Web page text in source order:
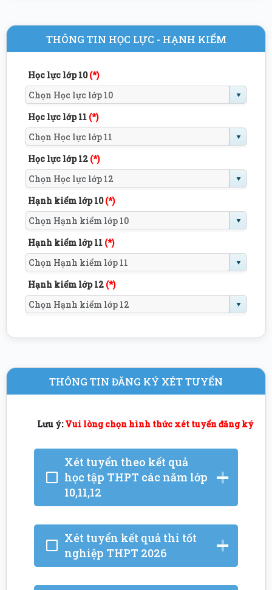
THÔNG TIN HỌC LỰC - HẠNH KIỂM
Học lực lớp 10(*)
Học lực lớp 11 (*)
Học lực lớp 12 (*)
Hạnh kiểm lớp 10(*)
Hạnh kiểm lớp 11 (*)
Hạnh kiểm lớp 12 (*)
THÔNG TIN ĐĂNG KÝ XÉT TUYỂN
Lưu ý: Vui lòng chọn hình thức xét tuyểnđăng ký
Xét tuyển theo kết quả
học tập THPT các năm lớp
10,11,12
Xét tuyển kết quả thi tốt
nghiệp THPT 2026